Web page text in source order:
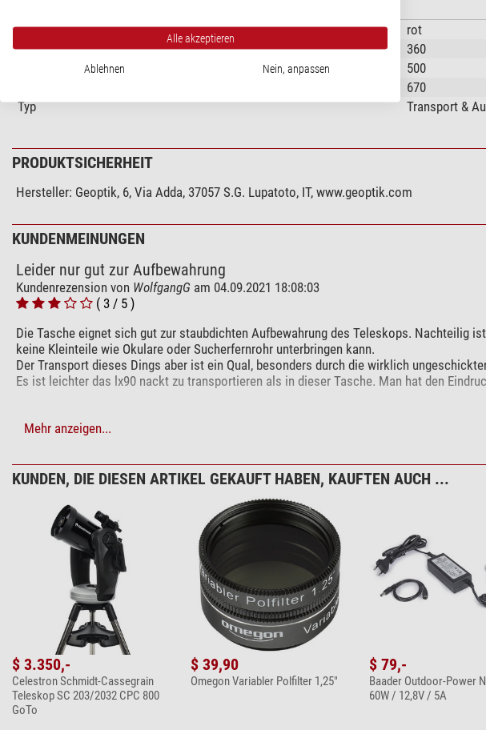
Farbe
rot
Breite (mm)
360
500
670
Typ
Transport &
PRODUKTSICHERHEIT
Hersteller: Geoptik, 6, Via Adda, 37057 S.G. Lupatoto, IT, www.geoptik.com
KUNDENMEINUNGEN
Leider nur gut zur Aufbewahrung
Kundenrezension von WolfgangG am 04.09.2021 18:08:03
( 3 / 5 )
Die Tasche eignet sich gut zur staubdichten Aufbewahrung des Teleskops. Nachteilig
keine Kleinteile wie Okulare oder Sucherfernrohr unterbringen kann.
Der Transport dieses Dings aber ist ein Qual, besonders durch die wirklich
Es ist leichter das lx90 nackt zu transportieren als in dieser Tasche. Man hat den
Schreiben Sie Ihre eigene Rezension
Haben Sie spezifische Fragen zu Ihrer Bestellung oder Ihrem Produkt?Bitte wenden
Ihre Kundenmeinung hinzufügen
Mehr anzeigen...
KUNDEN, DIE DIESEN ARTIKEL GEKAUFT HABEN, KAUFTEN AUCH ...
$ 3.350,-
Celestron Schmidt-Cassegrain
Teleskop SC 203/2032 CPC 800
GoTo
$ 39,90
Omegon Variabler Polfilter 1,25"
$ 79,-
Baader Outdoor-Power
60W / 12,8V / 5A
Alle akzeptieren
Ablehnen Nein, anpassen